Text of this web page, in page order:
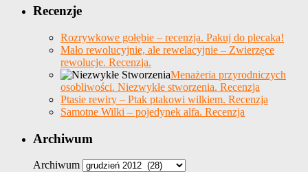
Recenzje
Rozrywkowe gołębie – recenzja. Pakuj do plecaka!
Mało rewolucyjnie, ale rewelacyjnie – Zwierzęce
rewolucje. Recenzja.
Menażeria przyrodniczych
osobliwości. Niezwykłe stworzenia. Recenzja
Ptasie rewiry – Ptak ptakowi wilkiem. Recenzja
Samotne Wilki – pojedynek alfa. Recenzja
Archiwum
Archiwum